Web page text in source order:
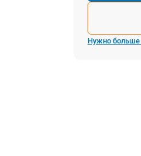
Нужно больше